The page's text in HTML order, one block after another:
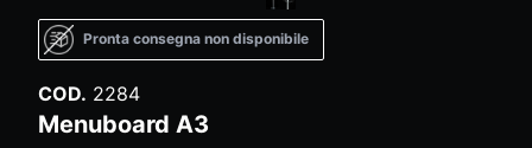
Pronta consegna non disponibile
COD. 2284
Menuboard A3